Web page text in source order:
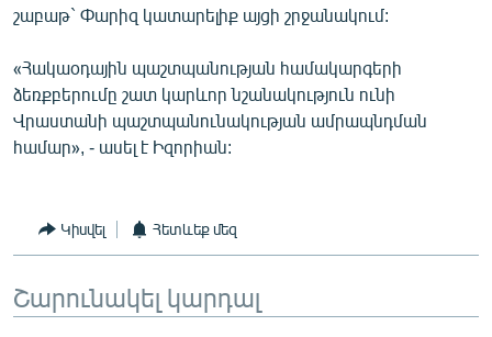
Հայերեն
English
Русский
ՀԵՏԵՎԵՔ ՄԵԶ
«Ազատության» բոլոր կայքերը
շաբաթ` Փարիզ կատարելիք այցի շրջանակում:
«Հակաօդային պաշտպանության համակարգերի
ձեռքբերումը շատ կարևոր նշանակություն ունի
Վրաստանի պաշտպանունակության ամրապնդման
համար», - ասել է Իզորիան:
Կիսվել Հետևեք մեզ
Շարունակել կարդալ